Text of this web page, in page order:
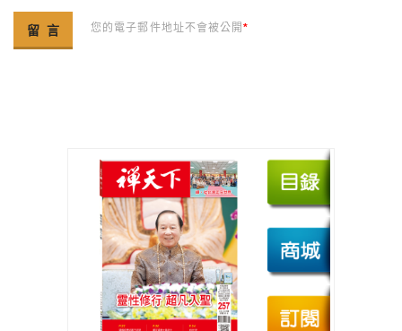
您的電子郵件地址不會被公開*